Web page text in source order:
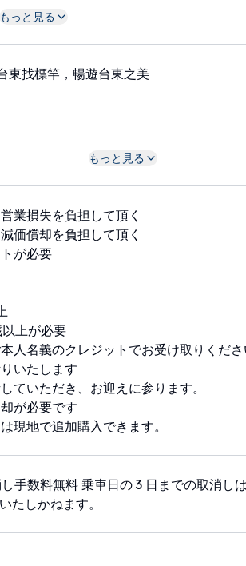
もっと見る
東找標竿，暢遊台東之美
もっと見る
業損失を負担して頂く
価償却を負担して頂く
が必要
上が必要
人名義のクレジットでお受け取りくださ
いたします
ていただき、お迎えに参ります。
が必要です
現地で追加購入できます。
手数料無料 乗車日の 3 日までの取消し
たしかねます。